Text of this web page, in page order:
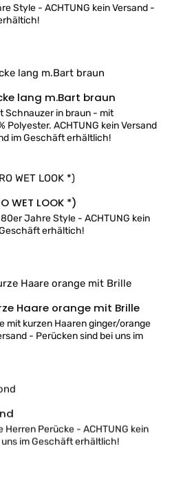
Style - ACHTUNG kein Versand -
lang m.Bart braun
Schnauzer in braun - mit
Polyester. ACHTUNG kein Versand
im Geschäft erhältlich!
80er Jahre Perücke AFRO WET LOOK *)
Jahre Style - ACHTUNG kein
erhältich!
Haare orange mit Brille
mit kurzen Haaren ginger/orange
bei uns im
- ACHTUNG kein
bei uns im Geschäft erhältlich!